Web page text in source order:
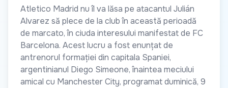
Atletico Madrid nu îl va lăsa pe atacantul Julián
Alvarez să plece de la club în această perioadă
de marcato, în ciuda interesului manifestat de FC
Barcelona. Acest lucru a fost enunțat de
antrenorul formației din capitala Spaniei,
argentinianul Diego Simeone, înaintea meciului
amical cu Manchester City, programat duminică, 9